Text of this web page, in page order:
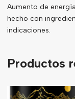
Aumento de
hecho con
indicaciones.
Productos